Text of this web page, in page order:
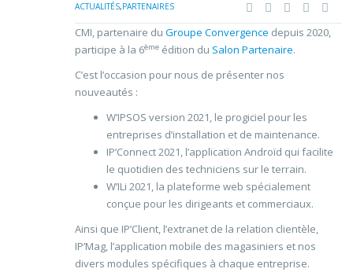
ACTUALITÉS,PARTENAIRES
CMI, partenaire du Groupe Convergence depuis 2020,
participe à la 6ème édition du Salon Partenaire.
C’est l’occasion pour nous de présenter nos
nouveautés :
W’IPSOS version 2021, le progiciel pour les
entreprises d’installation et de maintenance.
IP’Connect 2021, l’application Androïd qui facilite
le quotidien des techniciens sur le terrain.
W’ILi 2021, la plateforme web spécialement
conçue pour les dirigeants et commerciaux.
Ainsi que IP’Client, l’extranet de la relation clientèle,
IP’Mag, l’application mobile des magasiniers et nos
divers modules spécifiques à chaque entreprise.